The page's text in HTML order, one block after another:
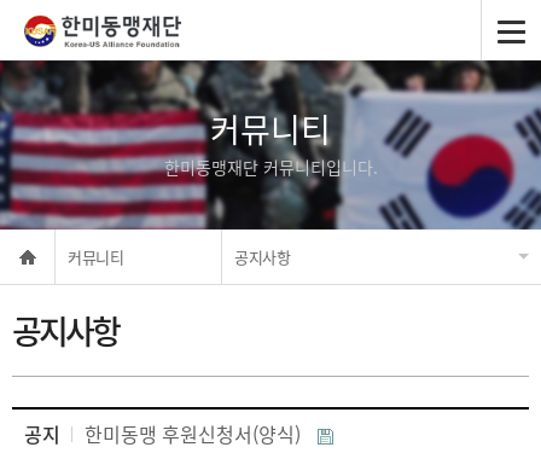
커뮤니티
한미동맹재단 커뮤니티입니다.
커뮤니티 공지사항
공지사항
한미동맹 후원신청서(양식)